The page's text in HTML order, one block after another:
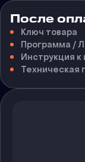
После
Ключ товара
Программа /
Инструкция к
Техническая